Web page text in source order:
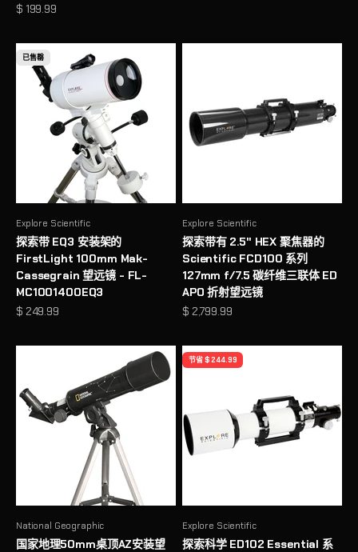
促销价格
$ 199.99
已售罄
Explore Scientific
探索带 EQ3 安装架的
FirstLight 100mm Mak-
Cassegrain 望远镜 - FL-
MC1001400EQ3
促销价格
$ 249.99
Explore Scientific
探索带有 2.5" HEX 聚焦器的
Scientific FCD100 系列
127mm f/7.5 碳纤维三联体 ED
APO 折射望远镜
促销价格
$ 2,799.99
National Geographic
国家地理50mm桌顶AZ安装望
节省 $ 244.99
Explore Scientific
探索科学 ED102 Essential 系